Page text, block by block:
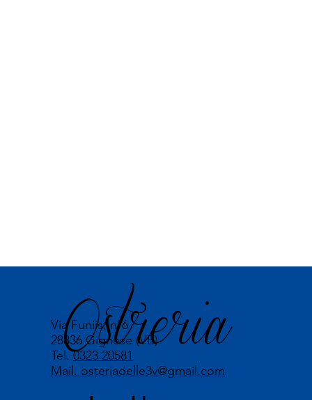
Ostreria
Via Funiis, n°6
28836 Gignese (VB)
Tel.0323 20581
Mail. osteriadelle3v@gmail.com